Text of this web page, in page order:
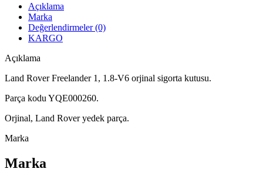
Açıklama
Marka
Değerlendirmeler (0)
KARGO
Açıklama
Land Rover Freelander 1, 1.8-V6 orjinal sigorta kutusu.
Parça kodu YQE000260.
Orjinal, Land Rover yedek parça.
Marka
Marka